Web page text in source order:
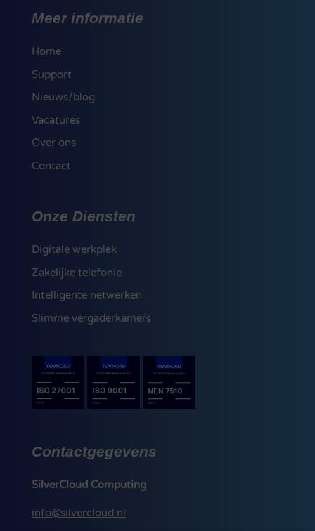
Meer informatie
Home
Support
Nieuws/blog
Vacatures
Over ons
Contact
Onze Diensten
Digitale werkplek
Zakelijke telefonie
Intelligente netwerken
Slimme vergaderkamers
Contactgegevens
SilverCloud Computing
info@silvercloud.nl